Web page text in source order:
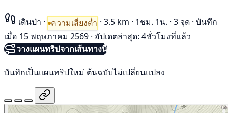
เดินป่า · ความเสี่ยงต่ำ · 3.5 km · 1ชม. 1น. · 3 จุด · บันทึก
เมื่อ 15 พฤษภาคม 2569 · อัปเดตล่าสุด: 4ชั่วโมงที่แล้ว
วางแผนทริปจากเส้นทางนี้
บันทึกเป็นแผนทริปใหม่ ต้นฉบับไม่เปลี่ยนแปลง